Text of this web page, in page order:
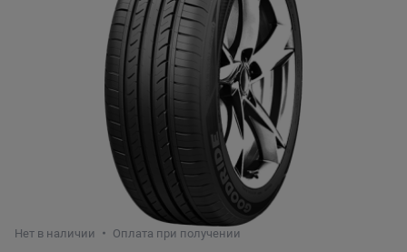
Нет в наличии Оплата при получении